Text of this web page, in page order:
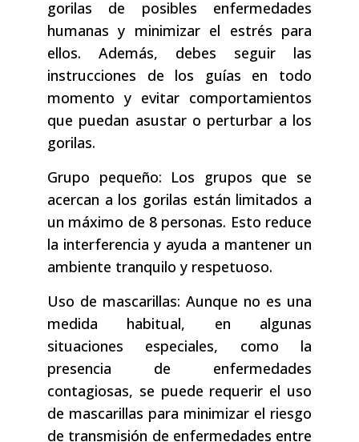
gorilas de posibles enfermedades
humanas y minimizar el estrés para
ellos. Además, debes seguir las
instrucciones de los guías en todo
momento y evitar comportamientos
que puedan asustar o perturbar a los
gorilas.
Grupo pequeño: Los grupos que se
acercan a los gorilas están limitados a
un máximo de 8 personas. Esto reduce
la interferencia y ayuda a mantener un
ambiente tranquilo y respetuoso.
Uso de mascarillas: Aunque no es una
medida habitual, en algunas
situaciones especiales, como la
presencia de enfermedades
contagiosas, se puede requerir el uso
de mascarillas para minimizar el riesgo
de transmisión de enfermedades entre